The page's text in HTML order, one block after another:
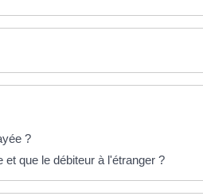
?
que le débiteur à l'étranger ?